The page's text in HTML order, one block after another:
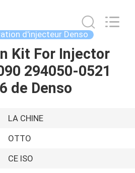
d'injecteur Denso
Kit For Injector
294050-0521
de Denso
LA CHINE
OTTO
CE ISO